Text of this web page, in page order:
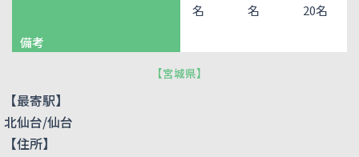
名
名
20名
備考
【宮城県】
【最寄駅】
北仙台/仙台
【住所】